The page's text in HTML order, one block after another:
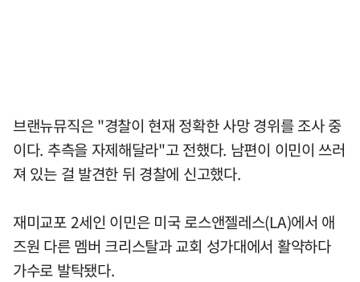
브랜뉴뮤직은 "경찰이 현재 정확한 사망 경위를 조사 중
이다. 추측을 자제해달라"고 전했다. 남편이 이민이 쓰러
져 있는 걸 발견한 뒤 경찰에 신고했다.
재미교포 2세인 이민은 미국 로스앤젤레스(LA)에서 애
즈원 다른 멤버 크리스탈과 교회 성가대에서 활약하다
가수로 발탁됐다.